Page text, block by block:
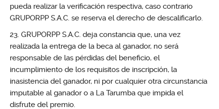
pueda realizar la verificación respectiva, caso contrario
GRUPORPP S.A.C. se reserva el derecho de descalificarlo.
GRUPORPP S.A.C. deja constancia que, una vez
realizada la entrega de la beca al ganador, no será
responsable de las pérdidas del beneficio, el
incumplimiento de los requisitos de inscripción, la
inasistencia del ganador, ni por cualquier otra circunstancia
imputable al ganador o a La Tarumba que impida el
disfrute del premio.